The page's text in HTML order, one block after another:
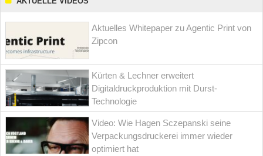
Aktuelles Whitepaper zu Agentic Print von
Zipcon
Kürten & Lechner erweitert
Digitaldruckproduktion mit Durst-
Technologie
Video: Wie Hagen Sczepanski seine
Verpackungsdruckerei immer wieder
optimiert hat